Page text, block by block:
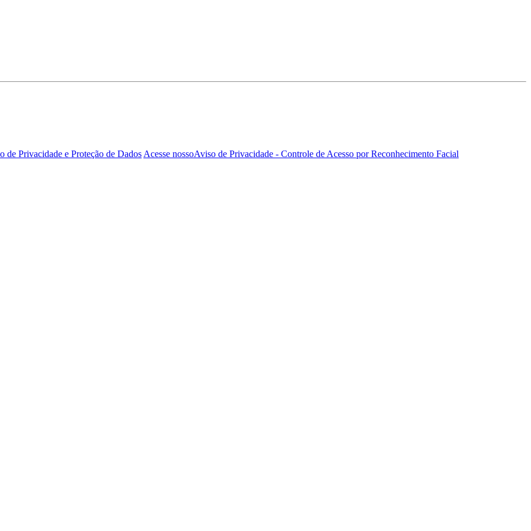
de Privacidade e Proteção de Dados Acesse nossoAviso de Privacidade - Controle de Acesso por Reconhecimento Facial